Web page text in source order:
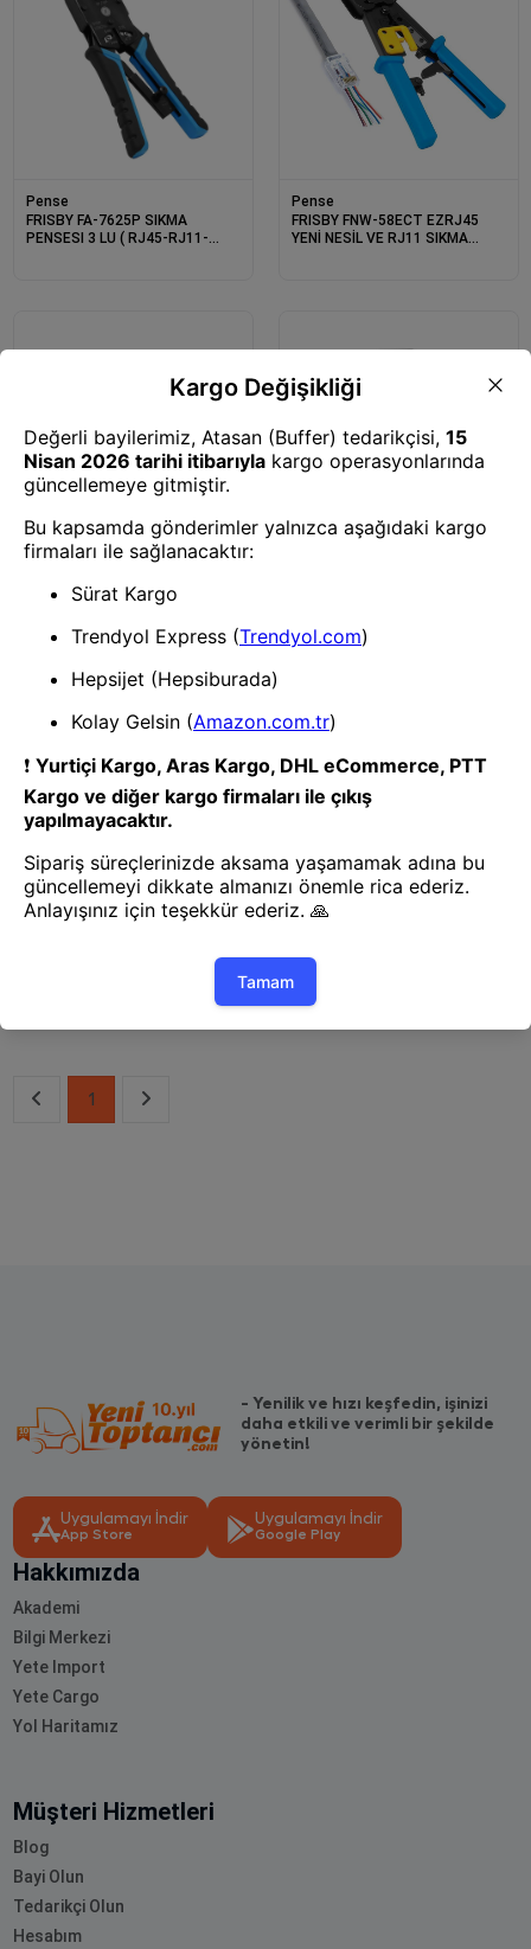
Pense
FRISBY FA-7625P SIKMA
PENSESI 3 LU ( RJ45-RJ11-
Pense
FRISBY FNW-58ECT EZRJ45
YENİ NESİL VE RJ11 SIKMA
ORING MPC-TOOL CAT6 RJ11/
EZRJ45 SIKMA PENSESİ
S-LINK SL-315 RJ-45/RJ-12/RJ-
11 ÜÇLÜ PENSE
1
- Yenilik ve hızı keşfedin, işinizi
daha etkili ve verimli bir şekilde
yönetin!
Uygulamayı İndir
App Store
Uygulamayı İndir
Google Play
Hakkımızda
Akademi
Bilgi Merkezi
Yete Import
Yete Cargo
Yol Haritamız
Müşteri Hizmetleri
Blog
Bayi Olun
Tedarikçi Olun
Hesabım